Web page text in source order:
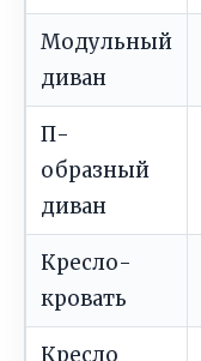
Модульный
диван
П-
образный
диван
Кресло-
кровать
Кресло